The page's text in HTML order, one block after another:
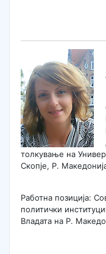
толкување на
Скопје, Р.
Работна позиција:
политички
Владата на Р.